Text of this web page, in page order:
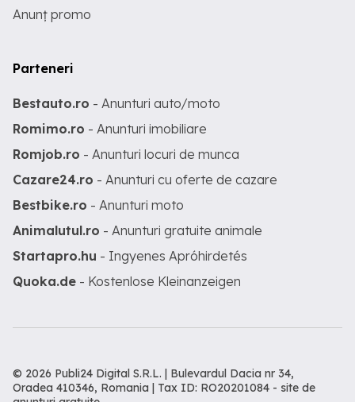
Anunț promo
Parteneri
Bestauto.ro - Anunturi auto/moto
Romimo.ro - Anunturi imobiliare
Romjob.ro - Anunturi locuri de munca
Cazare24.ro - Anunturi cu oferte de cazare
Bestbike.ro - Anunturi moto
Animalutul.ro - Anunturi gratuite animale
Startapro.hu - Ingyenes Apróhirdetés
Quoka.de - Kostenlose Kleinanzeigen
© 2026 Publi24 Digital S.R.L. | Bulevardul Dacia nr 34,
Oradea 410346, Romania | Tax ID: RO20201084 - site de